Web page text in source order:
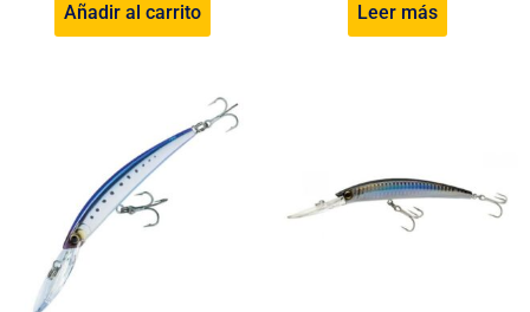
Añadir al carrito Leer más